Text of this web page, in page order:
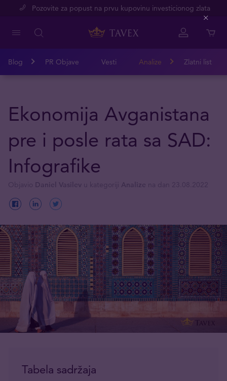
Pozovite za popust na prvu kupovinu investicionog zlata
Blog PR Objave Vesti Analize Zlatni list
Ekonomija Avganistana
pre i posle rata sa SAD:
Infografike
Tabela sadržaja
Close